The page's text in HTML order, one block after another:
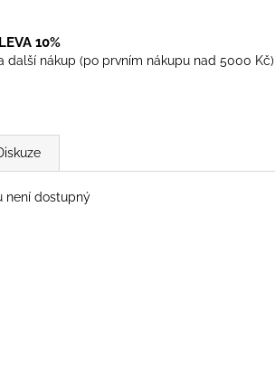
10%
další nákup (po prvním nákupu nad 5000 Kč)
není dostupný